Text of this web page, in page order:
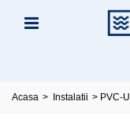
Acasa > Instalatii > PVC-U